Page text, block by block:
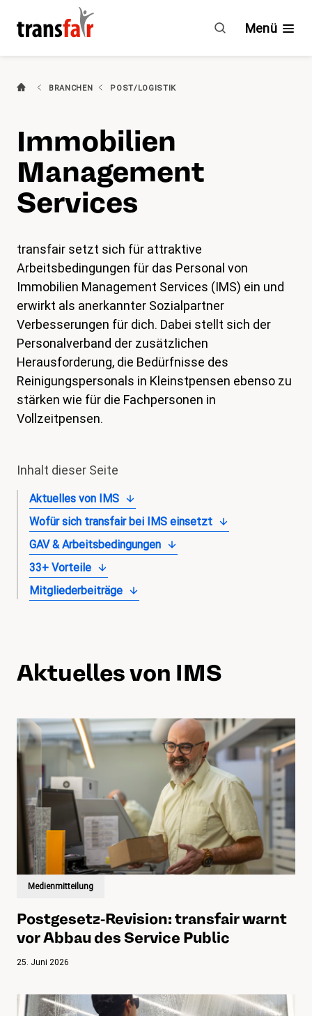
Management
Aktuelles
Agenda
magazin
Kontakt
Familienzeit
Mitglied werden
Branchen(aktiv)
Engagement
Über transfair
Menü
BRANCHEN POST/LOGISTIK
Immobilien
Management
Services
transfair setzt sich für attraktive
Arbeitsbedingungen für das Personal von
Immobilien Management Services (IMS) ein und
erwirkt als anerkannter Sozialpartner
Verbesserungen für dich. Dabei stellt sich der
Personalverband der zusätzlichen
Herausforderung, die Bedürfnisse des
Reinigungspersonals in Kleinstpensen ebenso zu
stärken wie für die Fachpersonen in
Vollzeitpensen.
Inhalt dieser Seite
Aktuelles von IMS
Wofür sich transfair bei IMS einsetzt
GAV & Arbeitsbedingungen
33+ Vorteile
Mitgliederbeiträge
Aktuelles von IMS
Medienmitteilung
Postgesetz-Revision: transfair warnt
vor Abbau des Service Public
25. Juni 2026